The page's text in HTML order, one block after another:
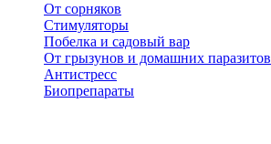
От сорняков
Стимуляторы
Побелка и садовый вар
От грызунов и домашних паразитов
Антистресс
Биопрепараты